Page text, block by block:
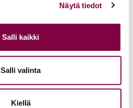
Näytä tiedot
Salli kaikki
Salli valinta
Kiellä